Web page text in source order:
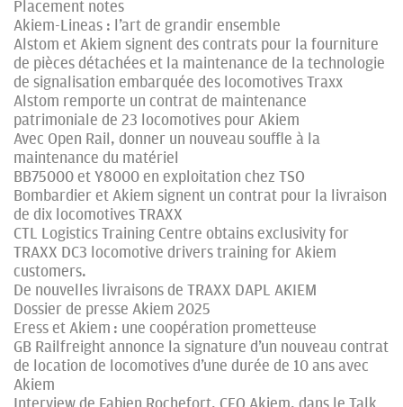
Placement notes
Akiem-Lineas : l’art de grandir ensemble
Alstom et Akiem signent des contrats pour la fourniture
de pièces détachées et la maintenance de la technologie
de signalisation embarquée des locomotives Traxx
Alstom remporte un contrat de maintenance
patrimoniale de 23 locomotives pour Akiem
Avec Open Rail, donner un nouveau souffle à la
maintenance du matériel
BB75000 et Y8000 en exploitation chez TSO
Bombardier et Akiem signent un contrat pour la livraison
de dix locomotives TRAXX
CTL Logistics Training Centre obtains exclusivity for
TRAXX DC3 locomotive drivers training for Akiem
customers.
De nouvelles livraisons de TRAXX DAPL AKIEM
Dossier de presse Akiem 2025
Eress et Akiem : une coopération prometteuse
GB Railfreight annonce la signature d’un nouveau contrat
de location de locomotives d’une durée de 10 ans avec
Akiem